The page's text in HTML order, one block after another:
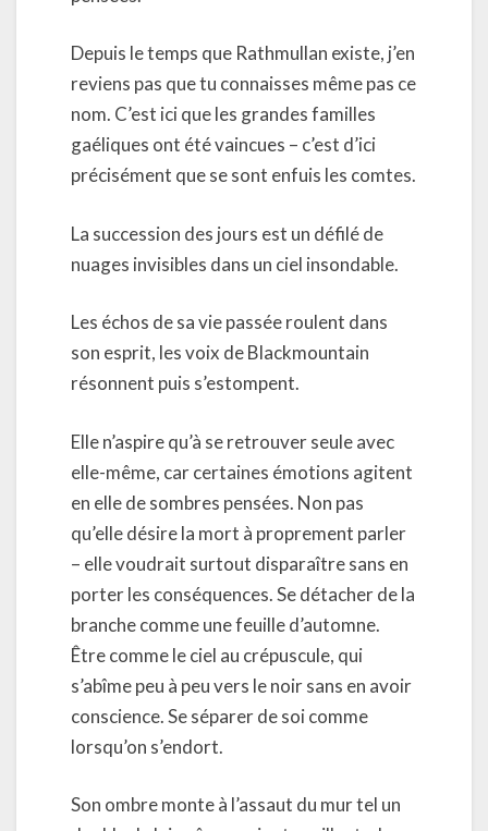
Depuis le temps que Rathmullan existe, j’en
reviens pas que tu connaisses même pas ce
nom. C’est ici que les grandes familles
gaéliques ont été vaincues – c’est d’ici
précisément que se sont enfuis les comtes.
La succession des jours est un défilé de
nuages invisibles dans un ciel insondable.
Les échos de sa vie passée roulent dans
son esprit, les voix de Blackmountain
résonnent puis s’estompent.
Elle n’aspire qu’à se retrouver seule avec
elle-même, car certaines émotions agitent
en elle de sombres pensées. Non pas
qu’elle désire la mort à proprement parler
– elle voudrait surtout disparaître sans en
porter les conséquences. Se détacher de la
branche comme une feuille d’automne.
Être comme le ciel au crépuscule, qui
s’abîme peu à peu vers le noir sans en avoir
conscience. Se séparer de soi comme
lorsqu’on s’endort.
Son ombre monte à l’assaut du mur tel un